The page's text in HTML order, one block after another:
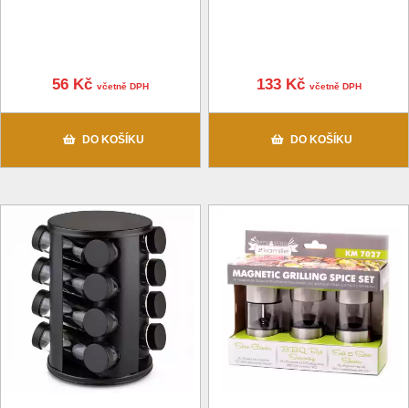
56 Kč včetně DPH
DO KOŠÍKU
133 Kč včetně DPH
DO KOŠÍKU